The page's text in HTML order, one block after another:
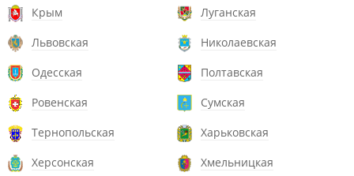
Крым
Луганская
Львовская
Николаевская
Одесская
Полтавская
Ровенская
Сумская
Тернопольская
Харьковская
Херсонская
Хмельницкая